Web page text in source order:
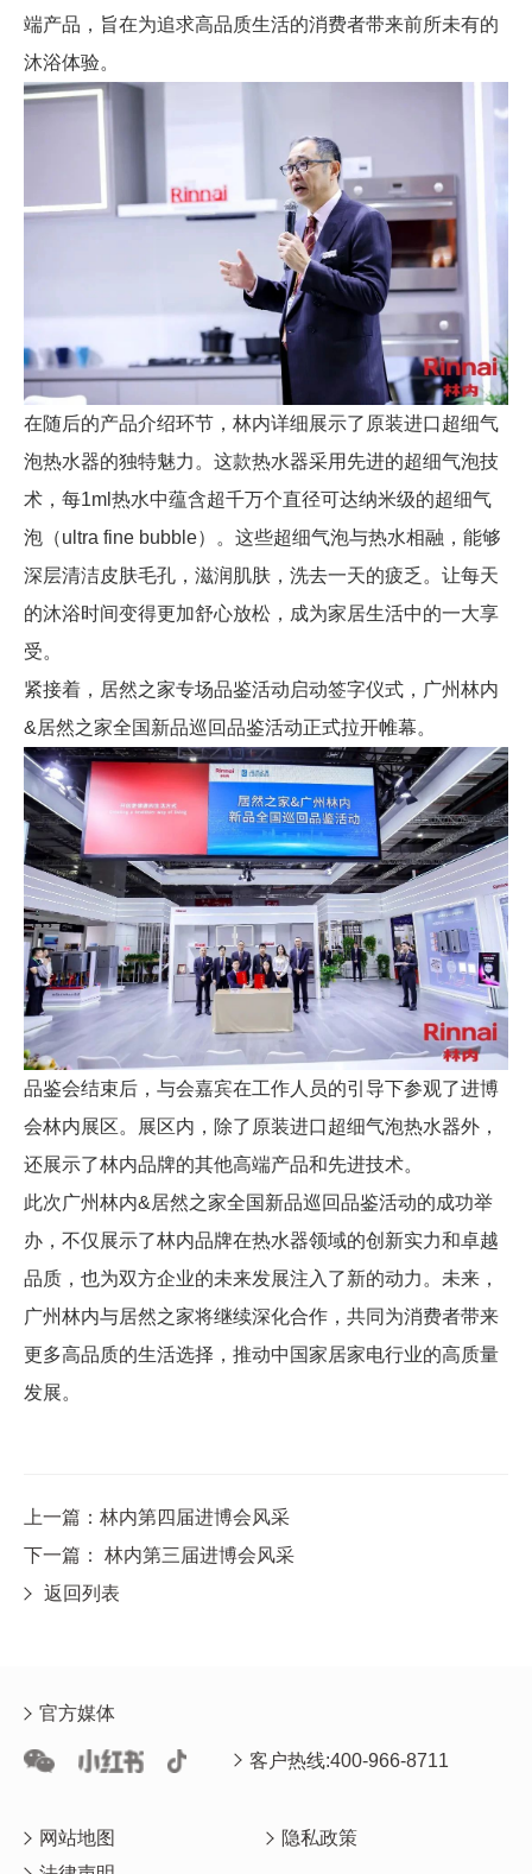
端产品，旨在为追求高品质生活的消费者带来前所未有的
沐浴体验。
在随后的产品介绍环节，林内详细展示了原装进口超细气
泡热水器的独特魅力。这款热水器采用先进的超细气泡技
术，每1ml热水中蕴含超千万个直径可达纳米级的超细气
泡（ultra fine bubble）。这些超细气泡与热水相融，能够
深层清洁皮肤毛孔，滋润肌肤，洗去一天的疲乏。让每天
的沐浴时间变得更加舒心放松，成为家居生活中的一大享
受。
紧接着，居然之家专场品鉴活动启动签字仪式，广州林内
&居然之家全国新品巡回品鉴活动正式拉开帷幕。
品鉴会结束后，与会嘉宾在工作人员的引导下参观了进博
会林内展区。展区内，除了原装进口超细气泡热水器外，
还展示了林内品牌的其他高端产品和先进技术。
此次广州林内&居然之家全国新品巡回品鉴活动的成功举
办，不仅展示了林内品牌在热水器领域的创新实力和卓越
品质，也为双方企业的未来发展注入了新的动力。未来，
广州林内与居然之家将继续深化合作，共同为消费者带来
更多高品质的生活选择，推动中国家居家电行业的高质量
发展。
上一篇：林内第四届进博会风采
下一篇： 林内第三届进博会风采
返回列表
官方媒体
客户热线:400-966-8711
网站地图
隐私政策